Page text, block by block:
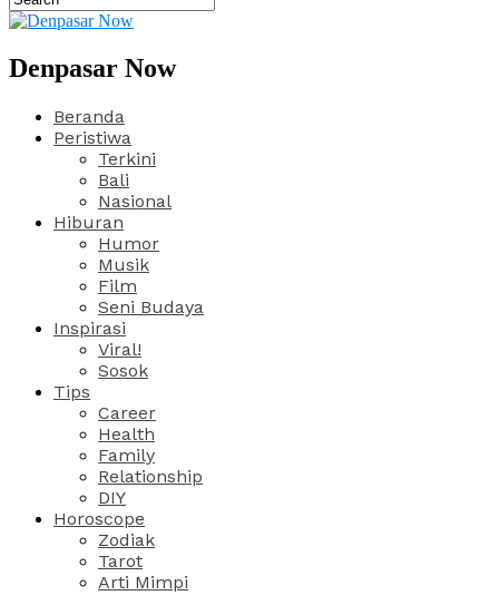
Denpasar Now
Beranda
Peristiwa
Terkini
Bali
Nasional
Hiburan
Humor
Musik
Film
Seni Budaya
Inspirasi
Viral!
Sosok
Tips
Career
Health
Family
Relationship
DIY
Horoscope
Zodiak
Tarot
Arti Mimpi